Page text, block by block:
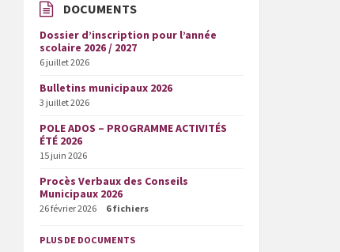
DOCUMENTS
Dossier d’inscription pour l’année
scolaire 2026 / 2027
6 juillet 2026
Bulletins municipaux 2026
3 juillet 2026
POLE ADOS – PROGRAMME ACTIVITÉS
ÉTÉ 2026
15 juin 2026
Procès Verbaux des Conseils
Municipaux 2026
26 février 2026 6 fichiers
PLUS DE DOCUMENTS